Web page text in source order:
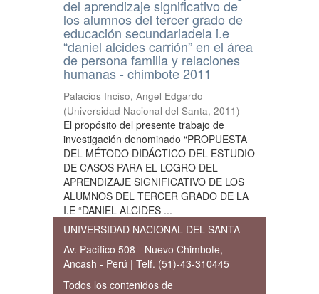
del aprendizaje significativo de
los alumnos del tercer grado de
educación secundariadela i.e
“daniel alcides carrión” en el área
de persona familia y relaciones
humanas - chimbote 2011
Palacios Inciso, Angel Edgardo
(Universidad Nacional del Santa, 2011)
El propósito del presente trabajo de
investigación denominado “PROPUESTA
DEL MÉTODO DIDÁCTICO DEL ESTUDIO
DE CASOS PARA EL LOGRO DEL
APRENDIZAJE SIGNIFICATIVO DE LOS
ALUMNOS DEL TERCER GRADO DE LA
I.E “DANIEL ALCIDES ...
UNIVERSIDAD NACIONAL DEL SANTA
Av. Pacífico 508 - Nuevo Chimbote,
Ancash - Perú | Telf. (51)-43-310445
Todos los contenidos de